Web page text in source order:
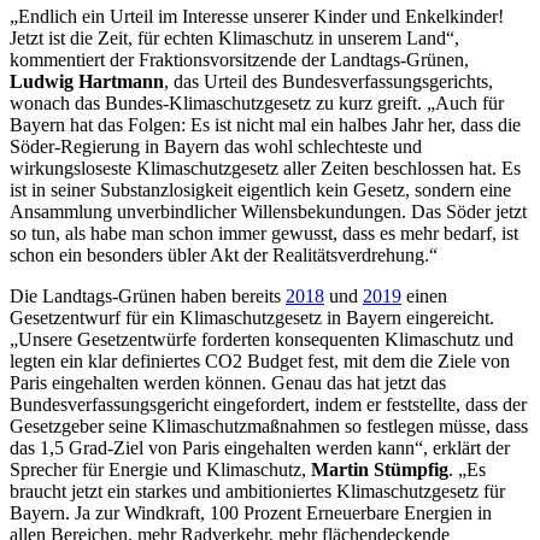
„Endlich ein Urteil im Interesse unserer Kinder und Enkelkinder!
Jetzt ist die Zeit, für echten Klimaschutz in unserem Land“,
kommentiert der Fraktionsvorsitzende der Landtags-Grünen,
Ludwig Hartmann, das Urteil des Bundesverfassungsgerichts,
wonach das Bundes-Klimaschutzgesetz zu kurz greift. „Auch für
Bayern hat das Folgen: Es ist nicht mal ein halbes Jahr her, dass die
Söder-Regierung in Bayern das wohl schlechteste und
wirkungsloseste Klimaschutzgesetz aller Zeiten beschlossen hat. Es
ist in seiner Substanzlosigkeit eigentlich kein Gesetz, sondern eine
Ansammlung unverbindlicher Willensbekundungen. Das Söder jetzt
so tun, als habe man schon immer gewusst, dass es mehr bedarf, ist
schon ein besonders übler Akt der Realitätsverdrehung.“
Die Landtags-Grünen haben bereits 2018 und 2019 einen
Gesetzentwurf für ein Klimaschutzgesetz in Bayern eingereicht.
„Unsere Gesetzentwürfe forderten konsequenten Klimaschutz und
legten ein klar definiertes CO2 Budget fest, mit dem die Ziele von
Paris eingehalten werden können. Genau das hat jetzt das
Bundesverfassungsgericht eingefordert, indem er feststellte, dass der
Gesetzgeber seine Klimaschutzmaßnahmen so festlegen müsse, dass
das 1,5 Grad-Ziel von Paris eingehalten werden kann“, erklärt der
Sprecher für Energie und Klimaschutz, Martin Stümpfig. „Es
braucht jetzt ein starkes und ambitioniertes Klimaschutzgesetz für
Bayern. Ja zur Windkraft, 100 Prozent Erneuerbare Energien in
allen Bereichen, mehr Radverkehr, mehr flächendeckende